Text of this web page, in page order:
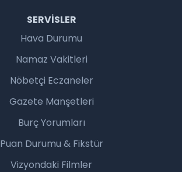
SERVISLER
Hava Durumu
Namaz Vakitleri
Nöbetçi Eczaneler
Gazete Manşetleri
Burç Yorumları
Puan Durumu & Fikstür
Vizyondaki Filmler